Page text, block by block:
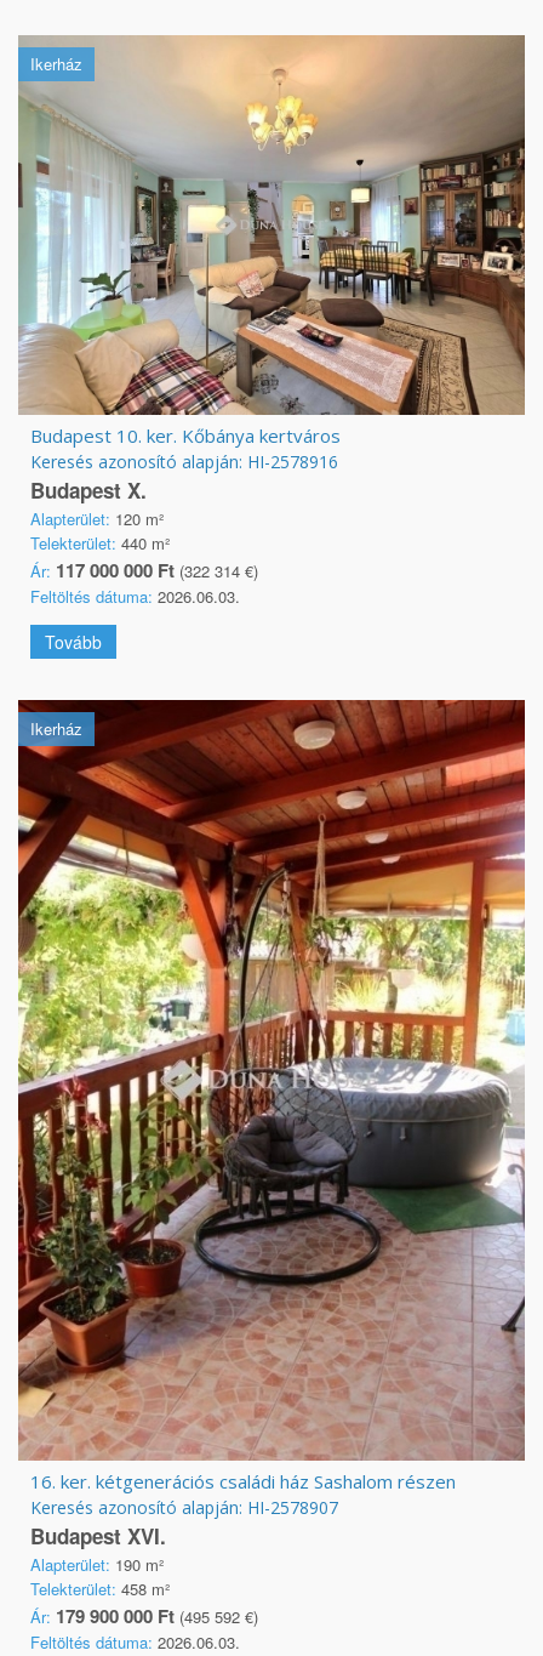
Ikerház
Budapest 10. ker. Kőbánya kertváros
Keresés azonosító alapján: HI-2578916
Budapest X.
Alapterület: 120 m²
Telekterület: 440 m²
Ár: 117 000 000 Ft (322 314 €)
Feltöltés dátuma: 2026.06.03.
Tovább
Ikerház
16. ker. kétgenerációs családi ház Sashalom részen
Keresés azonosító alapján: HI-2578907
Budapest XVI.
Alapterület: 190 m²
Telekterület: 458 m²
Ár: 179 900 000 Ft (495 592 €)
Feltöltés dátuma: 2026.06.03.